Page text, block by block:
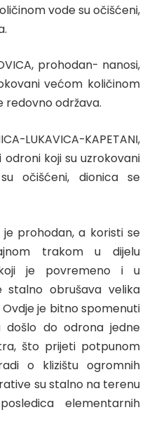
vode su očišćeni,
prohodan- nanosi,
većom količinom
redovno održava.
LUKAVICA-KAPETANI,
koji su uzrokovani
očišćeni, dionica se
je prohodan, a koristi se
trakom u dijelu
je povremeno i u
obrušava velika
je bitno spomenuti
do odrona jedne
što prijeti potpunom
o klizištu ogromnih
su stalno na terenu
elementarnih